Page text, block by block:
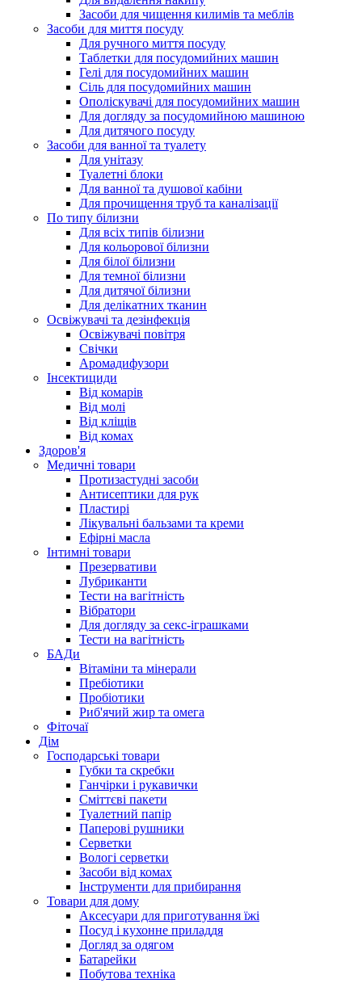
Засоби для чищення килимів та меблів
Засоби для миття посуду
Для ручного миття посуду
Таблетки для посудомийних машин
Гелі для посудомийних машин
Сіль для посудомийних машин
Ополіскувачі для посудомийних машин
Для догляду за посудомийною машиною
Для дитячого посуду
Засоби для ванної та туалету
Для унітазу
Туалетні блоки
Для ванної та душової кабіни
Для прочищення труб та каналізації
По типу білизни
Для всіх типів білизни
Для кольорової білизни
Для білої білизни
Для темної білизни
Для дитячої білизни
Для делікатних тканин
Освіжувачі та дезінфекція
Освіжувачі повітря
Свічки
Аромадифузори
Інсектициди
Від комарів
Від молі
Від кліщів
Від комах
Здоров'я
Медичні товари
Протизастудні засоби
Антисептики для рук
Пластирі
Лікувальні бальзами та креми
Ефірні масла
Інтимні товари
Презервативи
Лубриканти
Тести на вагітність
Вібратори
Для догляду за секс-іграшками
Тести на вагітність
БАДи
Вітаміни та мінерали
Пребіотики
Пробіотики
Риб'ячий жир та омега
Фіточаї
Дім
Господарські товари
Губки та скребки
Ганчірки і рукавички
Сміттєві пакети
Туалетний папір
Паперові рушники
Серветки
Вологі серветки
Засоби від комах
Інструменти для прибирання
Товари для дому
Аксесуари для приготування їжі
Посуд і кухонне приладдя
Догляд за одягом
Батарейки
Побутова техніка